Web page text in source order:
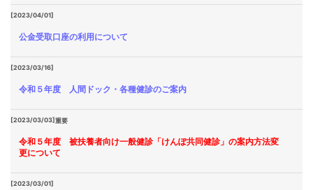
[2023/04/01]
公金受取口座の利用について
[2023/03/16]
令和５年度 人間ドック・各種健診のご案内
[2023/03/03]重要
令和５年度 被扶養者向け一般健診「けんぽ共同健診」の案内方法変
更について
[2023/03/01]